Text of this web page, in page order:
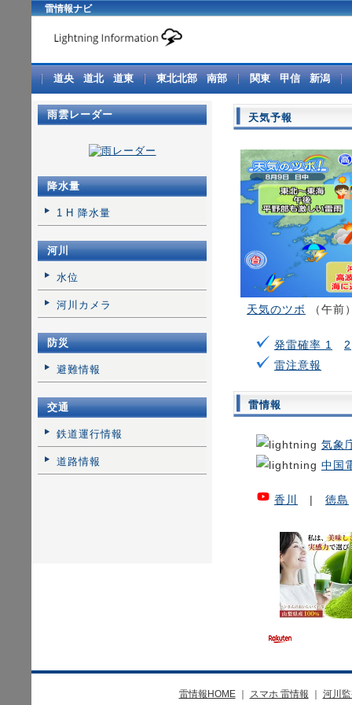
雷情報ナビ
道央 道北 道東 東北北部 南部 関東 甲信 新潟
天気予報
天気のツボ （午前
発雷確率 1
2
雷注意報
雷情報
気象
中国
香川 | 徳島
雨雲レーダー
降水量
1 H 降水量
河川
水位
河川カメラ
防災
避難情報
交通
鉄道運行情報
道路情報
雷情報HOME｜ スマホ 雷情報 河川